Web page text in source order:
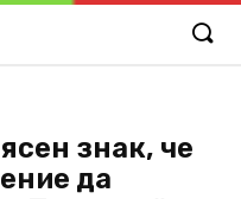
знак, че
да